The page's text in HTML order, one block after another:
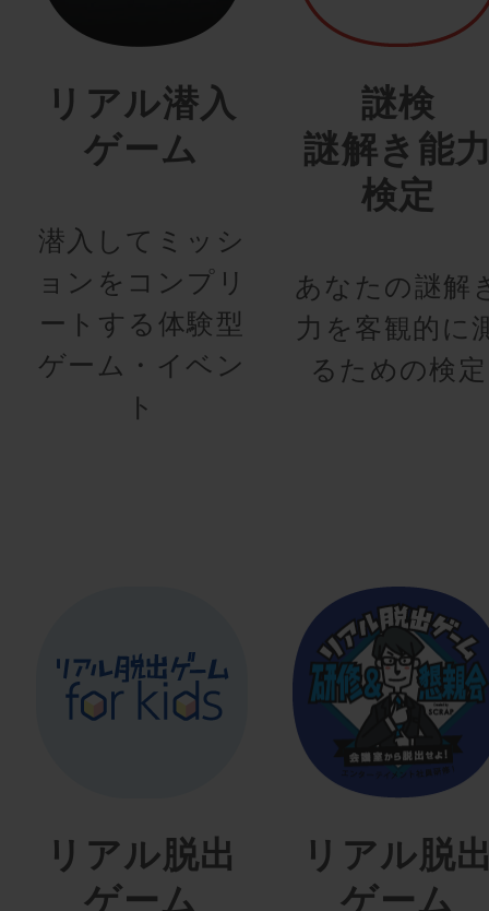
リアル潜入
ゲーム
潜入してミッシ
ョンをコンプリ
ートする体験型
ゲーム・イベン
ト
謎検
謎解き能
検定
あなたの謎解
力を客観的に
るための検定
リアル脱出
ゲーム
リアル脱
ゲーム